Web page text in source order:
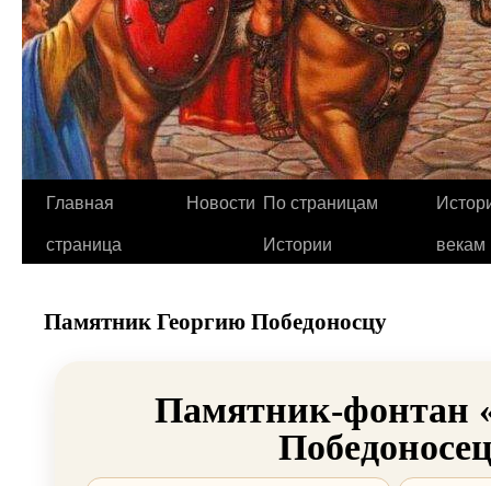
Главная
страница
Новости По страницам
Истории
векам
Памятник Георгию Победоносцу
Памятник-фонтан